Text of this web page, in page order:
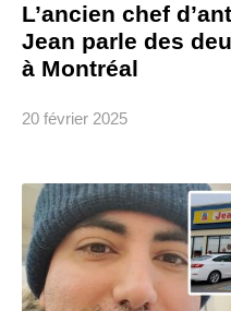
L’ancien chef
Jean parle des
à Montréal
20 février 2025